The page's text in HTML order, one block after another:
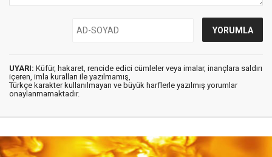
UYARI: Küfür, hakaret, rencide edici cümleler veya imalar, inançlara saldırı
içeren, imla kuralları ile yazılmamış,
Türkçe karakter kullanılmayan ve büyük harflerle yazılmış yorumlar
onaylanmamaktadır.